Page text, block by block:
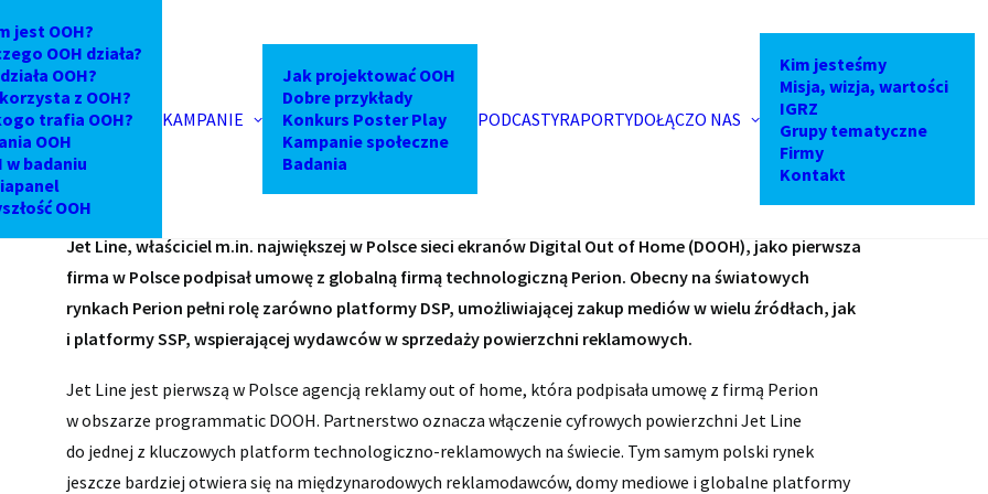
jest OOH?
OOH działa?
OOH?
z OOH?
trafia OOH?
OOH
w badaniu
OOH
KAMPANIE
Jak projektować OOH
Dobre przykłady
Konkurs Poster Play
Kampanie społeczne
Badania
PODCASTYRAPORTYDOŁĄCZO NAS
Kim jesteśmy
Misja, wizja, wartości
IGRZ
Grupy tematyczne
Firmy
Kontakt
Perion wzmocnił programatyczną ofertę DOOH
Jet Line, właściciel m.in. największej w Polsce sieci ekranów Digital Out of Home (DOOH), jako pierwsza
firma w Polsce podpisał umowę z globalną firmą technologiczną Perion. Obecny na światowych
rynkach Perion pełni rolę zarówno platformy DSP, umożliwiającej zakup mediów w wielu źródłach, jak
i platformy SSP, wspierającej wydawców w sprzedaży powierzchni reklamowych.
Jet Line jest pierwszą w Polsce agencją reklamy out of home, która podpisała umowę z firmą Perion
w obszarze programmatic DOOH. Partnerstwo oznacza włączenie cyfrowych powierzchni Jet Line
do jednej z kluczowych platform technologiczno-reklamowych na świecie. Tym samym polski rynek
jeszcze bardziej otwiera się na międzynarodowych reklamodawców, domy mediowe i globalne platformy